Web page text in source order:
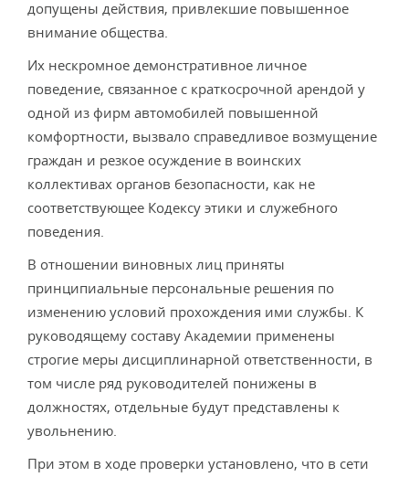
допущены действия, привлекшие повышенное
внимание общества.
Их нескромное демонстративное личное
поведение, связанное с краткосрочной арендой у
одной из фирм автомобилей повышенной
комфортности, вызвало справедливое возмущение
граждан и резкое осуждение в воинских
коллективах органов безопасности, как не
соответствующее Кодексу этики и служебного
поведения.
В отношении виновных лиц приняты
принципиальные персональные решения по
изменению условий прохождения ими службы. К
руководящему составу Академии применены
строгие меры дисциплинарной ответственности, в
том числе ряд руководителей понижены в
должностях, отдельные будут представлены к
увольнению.
При этом в ходе проверки установлено, что в сети